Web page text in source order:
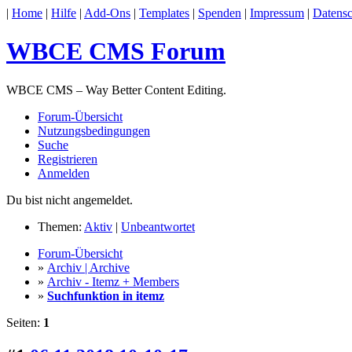
| Home | Hilfe | Add-Ons | Templates | Spenden | Impressum |
WBCE CMS Forum
WBCE CMS – Way Better Content Editing.
Forum-Übersicht
Nutzungsbedingungen
Suche
Registrieren
Anmelden
Du bist nicht angemeldet.
Themen: Aktiv | Unbeantwortet
Forum-Übersicht
» Archiv | Archive
» Archiv - Itemz + Members
» Suchfunktion in itemz
Seiten: 1